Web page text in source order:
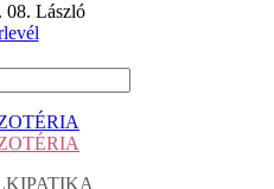
08. László